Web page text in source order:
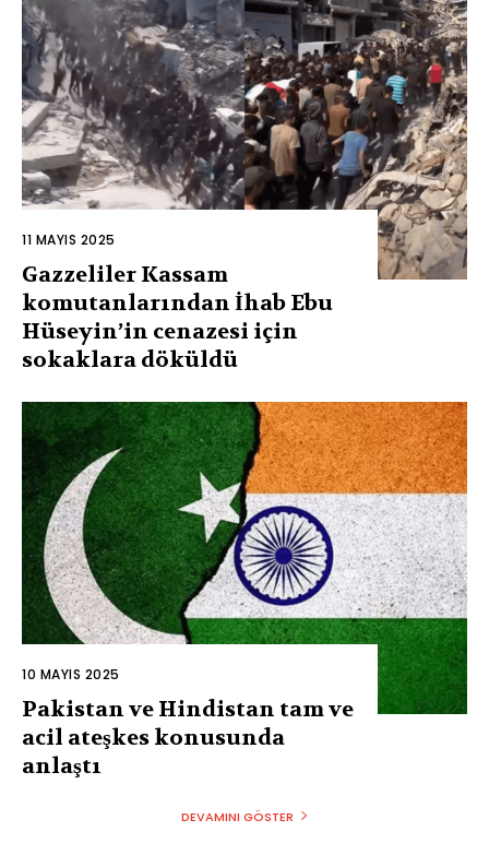
11 MAYIS 2025
Gazzeliler Kassam
komutanlarından İhab Ebu
Hüseyin’in cenazesi için
sokaklara döküldü
10 MAYIS 2025
Pakistan ve Hindistan tam ve
acil ateşkes konusunda
anlaştı
DEVAMINI GÖSTER